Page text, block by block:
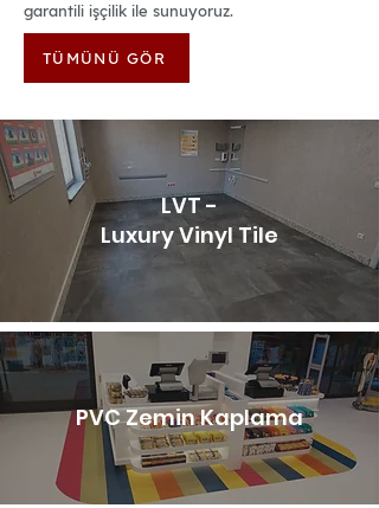
garantili işçilik ile sunuyoruz.
TÜMÜNÜ GÖR
LVT -
Luxury Vinyl Tile
PVC Zemin Kaplama